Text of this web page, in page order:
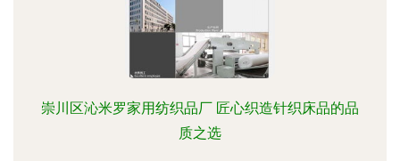
崇川区沁米罗家用纺织品厂 匠心织造针织床品的品
质之选